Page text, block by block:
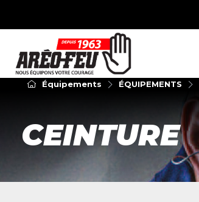
Équipements ÉQUIPEMENTS
CEINTURE